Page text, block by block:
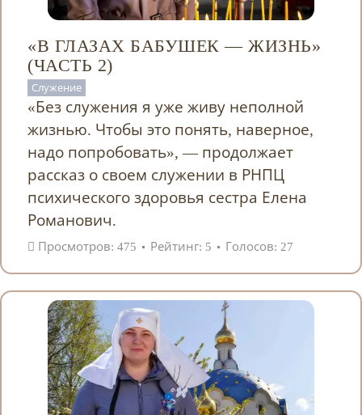
«В ГЛАЗАХ БАБУШЕК — ЖИЗНЬ»
(ЧАСТЬ 2)
Служение
«Без служения я уже живу неполной
жизнью. Чтобы это понять, наверное,
надо попробовать», — продолжает
рассказ о своем служении в РНПЦ
психического здоровья сестра Елена
Романович.
Просмотров: 475 Рейтинг: 5 Голосов: 27